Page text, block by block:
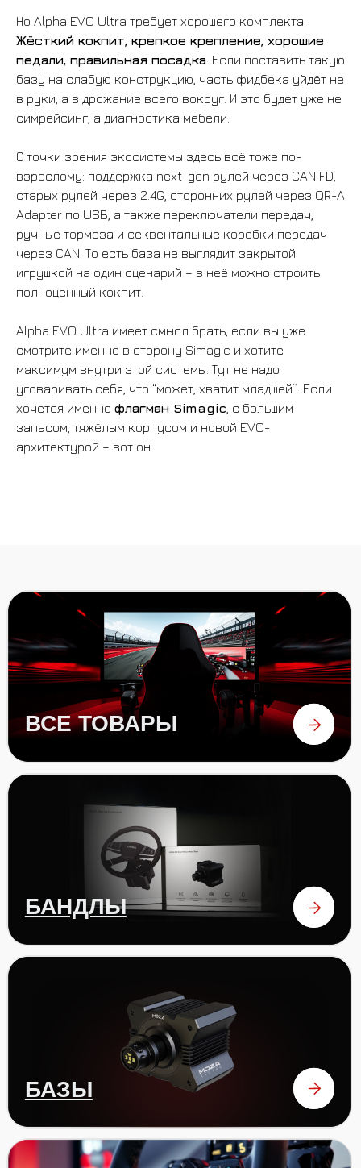
Но Alpha EVO Ultra требует хорошего комплекта.
Жёсткий кокпит, крепкое крепление, хорошие
педали, правильная посадка . Если поставить такую
базу на слабую конструкцию, часть фидбека уйдёт не
в руки, а в дрожание всего вокруг. И это будет уже не
симрейсинг, а диагностика мебели.
С точки зрения экосистемы здесь всё тоже по-
взрослому: поддержка next-gen рулей через CAN FD,
старых рулей через 2.4G, сторонних рулей через QR-A
Adapter по USB, а также переключатели передач,
ручные тормоза и секвентальные коробки передач
через CAN. То есть база не выглядит закрытой
игрушкой на один сценарий – в неё можно строить
полноценный кокпит.
Alpha EVO Ultra имеет смысл брать, если вы уже
смотрите именно в сторону Simagic и хотите
максимум внутри этой системы. Тут не надо
уговаривать себя, что “может, хватит младшей”. Если
хочется именно флагман Simagic , с большим
запасом, тяжёлым корпусом и новой EVO-
архитектурой – вот он.
ВСЕ ТОВАРЫ
БАЗЫ
БАНДЛЫ
аксессуары
ПЕДАЛИ
ОТЗЫВЫ